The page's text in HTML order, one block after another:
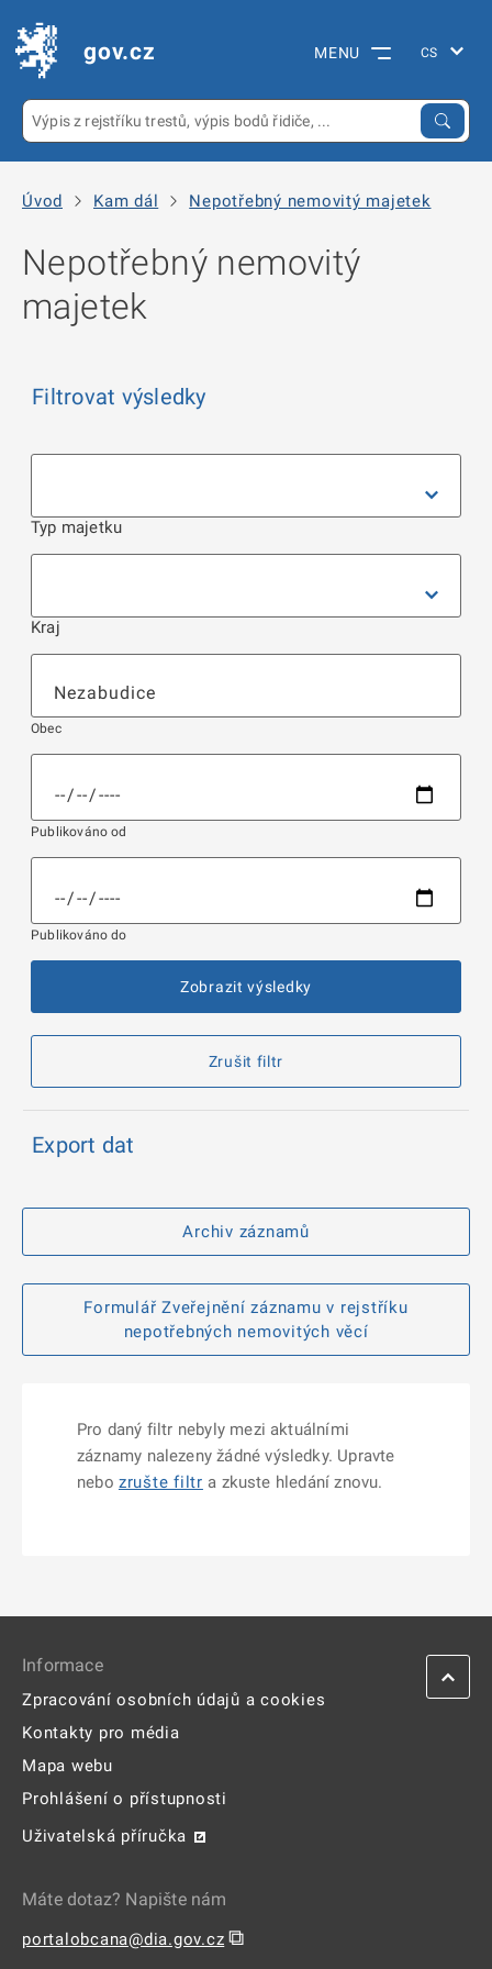
gov.cz MENU
Úvod Kam dál Nepotřebný nemovitý majetek
Nepotřebný nemovitý
majetek
Filtrovat výsledky
Typ majetku
Kraj
Obec
Publikováno od
Publikováno do
Zobrazit výsledky
Zrušit filtr
Export dat
Archiv záznamů
Formulář Zveřejnění záznamu v rejstříku
nepotřebných nemovitých věcí
Pro daný filtr nebyly mezi aktuálními
záznamy nalezeny žádné výsledky. Upravte
nebo zrušte filtr a zkuste hledání znovu.
Informace
Zpracování osobních údajů a cookies
Kontakty pro média
Mapa webu
Prohlášení o přístupnosti
Uživatelská příručka
Máte dotaz? Napište nám
portalobcana@dia.gov.cz ⧉